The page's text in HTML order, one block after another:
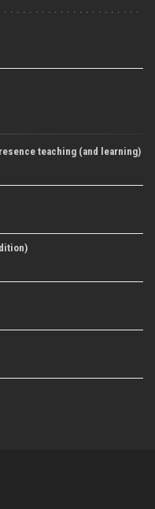
. . . . . . . . . . . . . . . . . . . .
teaching (and learning)